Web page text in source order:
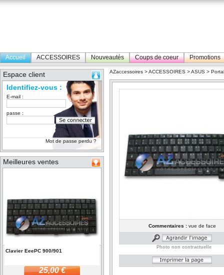
Accueil ACCESSOIRES Nouveautés Coups de coeur Promotions
Espace client
Identifiez-vous :
E-mail :
passe :
Mot de passe perdu ?
Meilleures ventes
Clavier EeePC 900/901
25,00 €
AZaccessoires >ACCESSOIRES >ASUS >
Commentaires :vue de face
Photo non contractuelle